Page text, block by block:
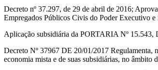
Decreto nº 37.297, de 29 de abril de 2016;
Empregados Públicos Civis do Poder Executivo
Aplicação subsidiária da PORTARIA Nº
Decreto Nº 37967 DE 20/01/2017 Regulamenta,
economia mista e de suas subsidiárias, no